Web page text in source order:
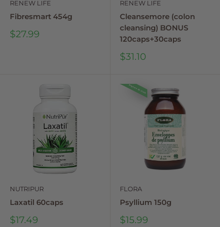
RENEW LIFE
Fibresmart 454g
Sale
$27.99
RENEW LIFE
Cleansemore (colon
cleansing) BONUS
120caps+30caps
Sale
$31.10
NUTRIPUR
Laxatil 60caps
Sale
$17.49
Rupture de stock
FLORA
Psyllium 150g
Sale
$15.99